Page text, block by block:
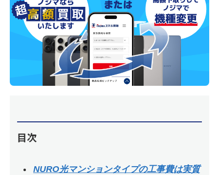
目次
NURO光マンションタイプの工事費は実質